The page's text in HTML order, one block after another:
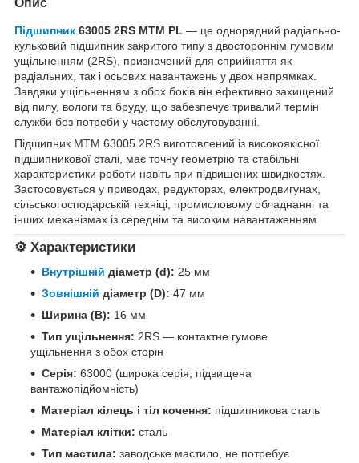
Підшипник 63005 2RS MTM PL — це однорядний радіально-
кульковий підшипник закритого типу з двостороннім гумовим
ущільненням (2RS), призначений для сприйняття як
радіальних, так і осьових навантажень у двох напрямках.
Завдяки ущільненням з обох боків він ефективно захищений
від пилу, вологи та бруду, що забезпечує тривалий термін
служби без потреби у частому обслуговуванні.
Підшипник MTM 63005 2RS виготовлений із високоякісної
підшипникової сталі, має точну геометрію та стабільні
характеристики роботи навіть при підвищених швидкостях.
Застосовується у приводах, редукторах, електродвигунах,
сільськогосподарській техніці, промисловому обладнанні та
інших механізмах із середнім та високим навантаженням.
⚙️ Характеристики
Внутрішній діаметр (d): 25 мм
Зовнішній діаметр (D): 47 мм
Ширина (B): 16 мм
Тип ущільнення: 2RS — контактне гумове
ущільнення з обох сторін
Серія: 63000 (широка серія, підвищена
вантажопідйомність)
Матеріал кілець і тіл кочення: підшипникова сталь
Матеріал клітки: сталь
Тип мастила: заводське мастило, не потребує